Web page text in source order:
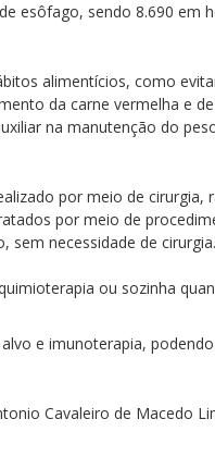
esôfago, sendo 8.690 em
alimentícios, como
da carne vermelha e
na manutenção do
por meio de cirurgia,
por meio de
necessidade de
ou sozinha
e imunoterapia,
Cavaleiro de Macedo